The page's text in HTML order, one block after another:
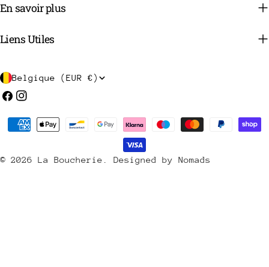
En savoir plus
Liens Utiles
P
a
/
Belgique (EUR €)
Facebook
Instagram
© 2026 La Boucherie Designed by Nomads
Méthodes
payement